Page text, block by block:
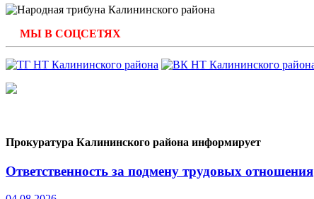
МЫ В СОЦСЕТЯХ
Прокуратура Калининского района информирует
Ответственность за подмену трудовых отношения